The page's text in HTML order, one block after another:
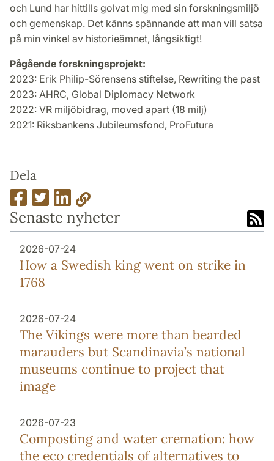
och Lund har hittills golvat mig med sin forskningsmiljö
och gemenskap. Det känns spännande att man vill satsa
på min vinkel av historieämnet, långsiktigt!
Pågående forskningsprojekt:
2023: Erik Philip-Sörensens stiftelse, Rewriting the past
2023: AHRC, Global Diplomacy Network
2022: VR miljöbidrag, moved apart (18 milj)
2021: Riksbankens Jubileumsfond, ProFutura
Dela
Senaste nyheter
2026-07-24
How a Swedish king went on strike in
1768
2026-07-24
The Vikings were more than bearded
marauders but Scandinavia’s national
museums continue to project that
image
2026-07-23
Composting and water cremation: how
the eco credentials of alternatives to